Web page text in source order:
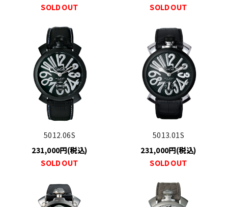
SOLD OUT
SOLD OUT
5012.06S
231,000円(税込)
SOLD OUT
5013.01S
231,000円(税込)
SOLD OUT